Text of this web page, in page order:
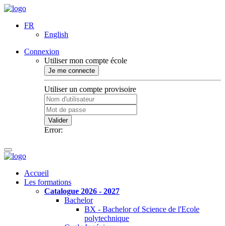
FR
English
Connexion
Utiliser mon compte école
Je me connecte
Utiliser un compte provisoire
Valider
Error:
Accueil
Les formations
Catalogue 2026 - 2027
Bachelor
BX - Bachelor of Science de l'Ecole
polytechnique